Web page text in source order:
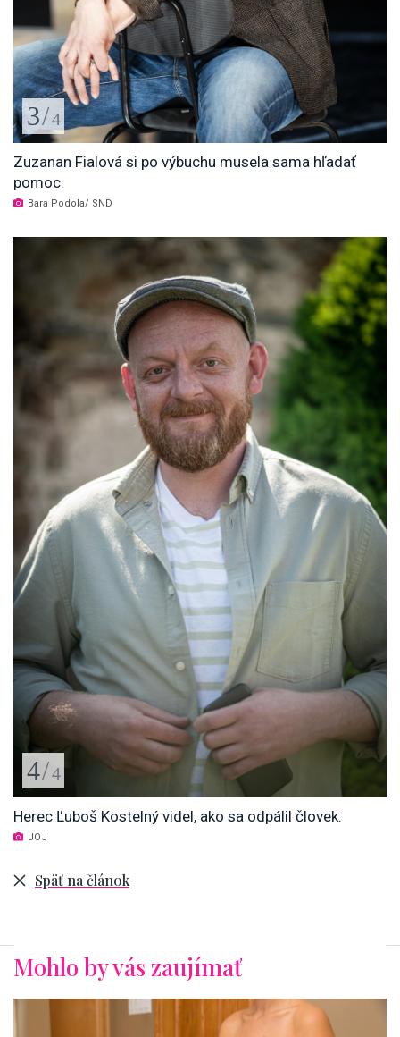
3/4
Zuzanan Fialová si po výbuchu musela sama hľadať
pomoc.
Bara Podola/ SND
4/4
Herec Ľuboš Kostelný videl, ako sa odpálil človek.
JOJ
Späť na článok
Mohlo by vás zaujímať